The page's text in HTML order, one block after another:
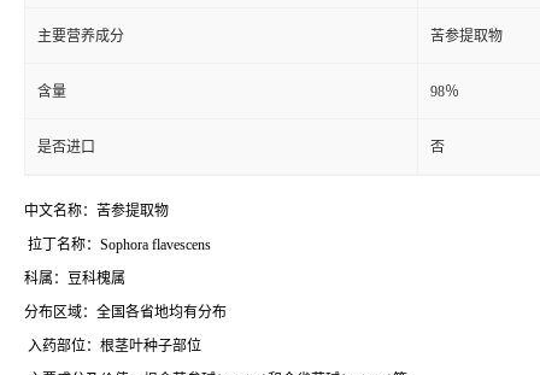
主要营养成分 苦参提取物
含量 98％
是否进口 否
中文名称：苦参提取物
拉丁名称：Sophora flavescens
科属：豆科槐属
分布区域：全国各省地均有分布
入药部位：根茎叶种子部位